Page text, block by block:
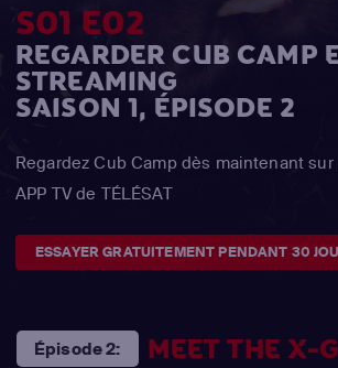
S01 E02
REGARDER CUB CAMP
STREAMING
SAISON 1, ÉPISODE 2
Regardez Cub Camp dès maintenant
APP TV de TÉLÉSAT
ESSAYER GRATUITEMENT PENDANT 30
Épisode 2: MEET THE X-